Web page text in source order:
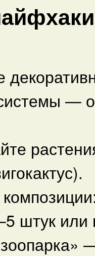
—
штук